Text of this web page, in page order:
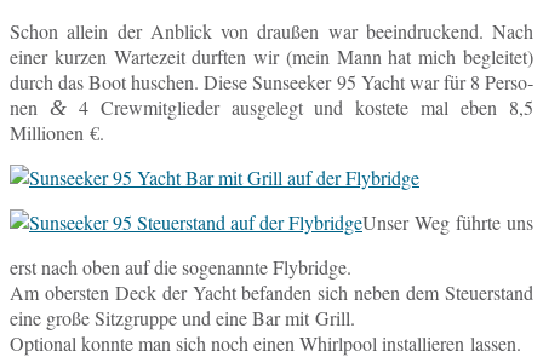
Schon allein der An­blick von drau­ßen war be­ein­dru­ckend. Nach
einer kurzen War­te­zeit durf­ten wir (mein Mann hat mich be­glei­tet)
durch das Boot hu­schen. Diese Sun­see­ker 95 Yacht war für 8 Per­so­
nen &4 Crew­mit­glie­der aus­ge­legt und kos­te­te mal eben 8,5
Millionen €.
Unser Weg führte uns
erst nach oben auf die so­ge­nann­te Flybridge.
Am obers­ten Deck der Yacht be­fan­den sich neben dem Steu­er­stand
eine große Sitz­grup­pe und eine Bar mit Grill.
Op­tio­nal konnte man sich noch einen Whirl­pool in­stal­lie­ren lassen.